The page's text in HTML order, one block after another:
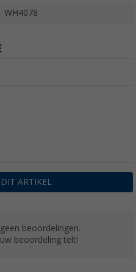
WH4078
ARTIKEL
beoordelingen.
beoordeling telt!